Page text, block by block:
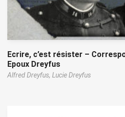
Ecrire, c’est résister –
Epoux Dreyfus
Alfred Dreyfus, Lucie Dreyfus